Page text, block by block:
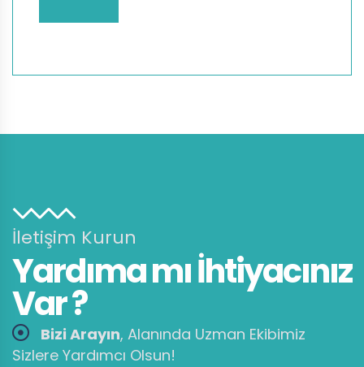
İletişim Kurun
Yardıma mı İhtiyacınız
Var ?
Bizi Arayın, Alanında Uzman Ekibimiz
Sizlere Yardımcı Olsun!